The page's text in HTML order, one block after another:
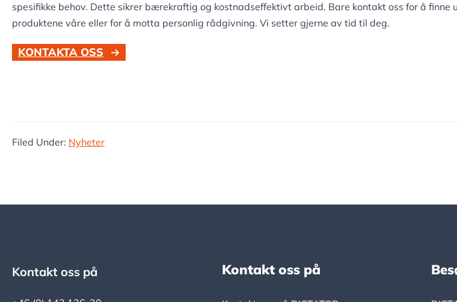
spesifikke behov. Dette sikrer bærekraftig og kostnadseffektivt arbeid. Bare kontakt oss for å finne
produktene våre eller for å motta personlig rådgivning. Vi setter gjerne av tid til deg.
KONTAKTA OSS
Filed Under: Nyheter
Footer
Kontakt oss på Kontakt oss på